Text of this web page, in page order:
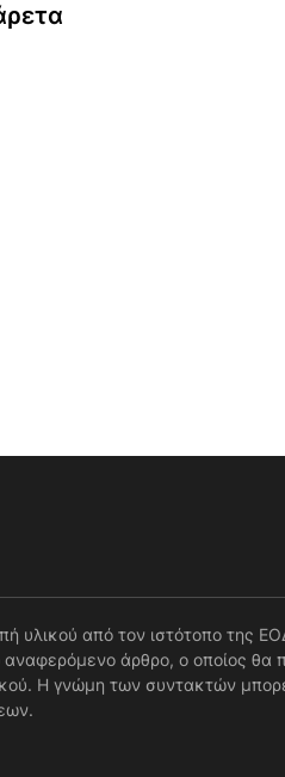
υλικού από τον ιστότοπο της
άρθρο, ο οποίος θα
Η γνώμη των συντακτών